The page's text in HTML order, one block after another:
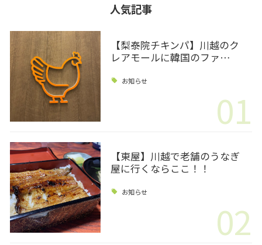
人気記事
【梨泰院チキンパ】川越のク
レアモールに韓国のファ…
お知らせ
01
【東屋】川越で老舗のうなぎ
屋に行くならここ！！
お知らせ
02